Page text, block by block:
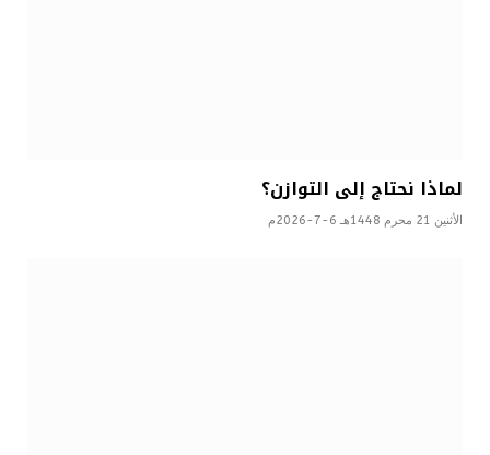
لماذا نحتاج إلى التوازن؟
الأثنين 21 محرم 1448هـ 6-7-2026م